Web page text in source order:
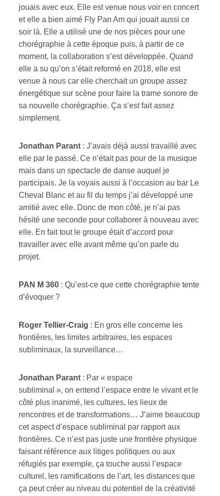
jouais avec eux. Elle est venue nous voir en concert
et elle a bien aimé Fly Pan Am qui jouait aussi ce
soir là. Elle a utilisé une de nos pièces pour une
chorégraphie à cette époque puis, à partir de ce
moment, la collaboration s’est développée. Quand
elle a su qu’on s’était reformé en 2018, elle est
venue à nous car elle cherchait un groupe assez
énergétique sur scène pour faire la trame sonore de
sa nouvelle chorégraphie. Ça s’est fait assez
simplement.
Jonathan Parant : J’avais déjà aussi travaillé avec
elle par le passé. Ce n’était pas pour de la musique
mais dans un spectacle de danse auquel je
participais. Je la voyais aussi à l’occasion au bar Le
Cheval Blanc et au fil du temps j’ai développé une
amitié avec elle. Donc de mon côté, je n’ai pas
hésité une seconde pour collaborer à nouveau avec
elle. En fait tout le groupe était d’accord pour
travailler avec elle avant même qu’on parle du
projet.
PAN M 360 : Qu’est-ce que cette chorégraphie tente
d’évoquer ?
Roger Tellier-Craig : En gros elle concerne les
frontières, les limites arbitraires, les espaces
subliminaux, la surveillance…
Jonathan Parant : Par « espace
subliminal », on entend l’espace entre le vivant et le
côté plus inanimé, les cultures, les lieux de
rencontres et de transformations… J’aime beaucoup
cet aspect d’espace subliminal par rapport aux
frontières. Ce n’est pas juste une frontière physique
faisant référence aux litiges politiques ou aux
réfugiés par exemple, ça touche aussi l’espace
culturel, les ramifications de l’art, les distances que
ça peut créer au niveau du potentiel de la créativité